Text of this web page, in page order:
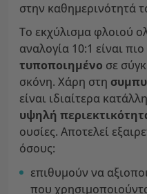
στην καθημερινότητά
Το εκχύλισμα φλοιού
αναλογία 10:1 είναι πιο
τυποποιημένο σε
σκόνη. Χάρη στη
είναι ιδιαίτερα
υψηλή
ουσίες. Αποτελεί
όσους:
επιθυμούν να
που